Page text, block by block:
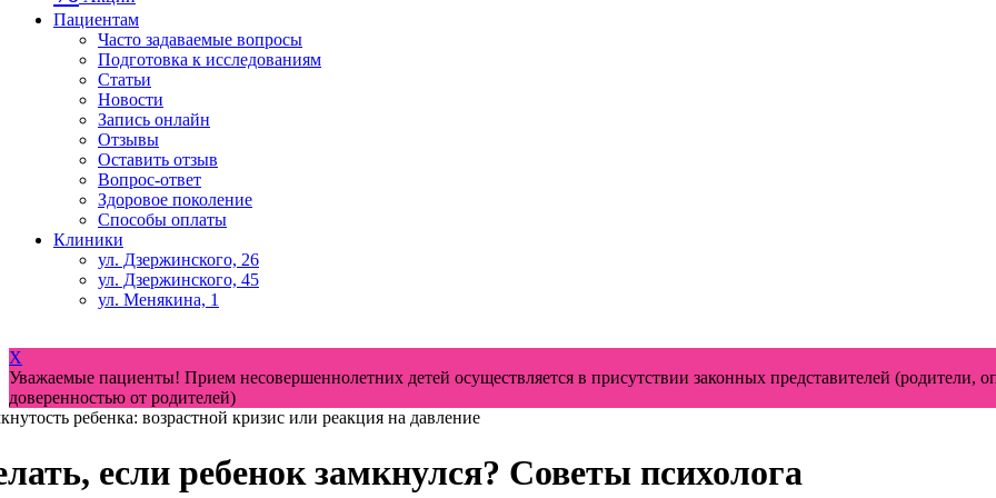
Пациентам
Часто задаваемые вопросы
Подготовка к исследованиям
Статьи
Новости
Запись онлайн
Отзывы
Оставить отзыв
Вопрос-ответ
Здоровое поколение
Способы оплаты
Клиники
ул. Дзержинского, 26
ул. Дзержинского, 45
ул. Менякина, 1
X
Уважаемые пациенты! Прием несовершеннолетних детей осуществляется в присутствии законных представителей (родители,
доверенностью от родителей)
ребенка: возрастной кризис или реакция на давление
если ребенок замкнулся? Советы психолога